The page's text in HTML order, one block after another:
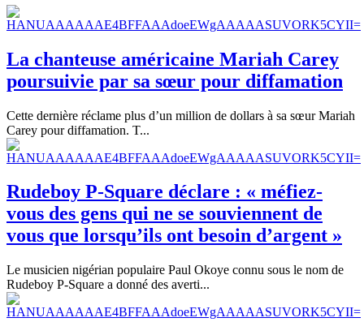
La chanteuse américaine Mariah Carey
poursuivie par sa sœur pour diffamation
Cette dernière réclame plus d’un million de dollars à sa sœur Mariah
Carey pour diffamation. T...
Rudeboy P-Square déclare : « méfiez-
vous des gens qui ne se souviennent de
vous que lorsqu’ils ont besoin d’argent »
Le musicien nigérian populaire Paul Okoye connu sous le nom de
Rudeboy P-Square a donné des averti...